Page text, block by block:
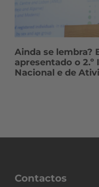
Ainda se lembra?
apresentado o
Nacional e de
Contactos